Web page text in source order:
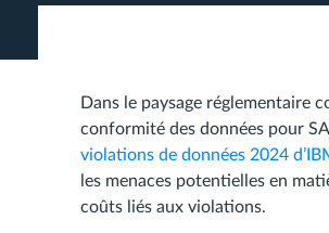
Dans le paysage réglementaire
conformité des données pour
violations de données 2024
les menaces potentielles en
coûts liés aux violations.